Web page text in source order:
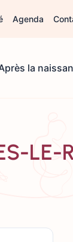
Agenda
la
LE-